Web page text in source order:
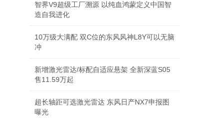
智界V9超级工厂溯源 以纯血鸿蒙定义中国智
造自我进化
10万级大满配 双C位的东风风神L8Y可以无脑
冲
新增激光雷达/标配自适应悬架 全新深蓝S05
售11.59万起
超长轴距可选激光雷达 东风日产NX7申报图
曝光